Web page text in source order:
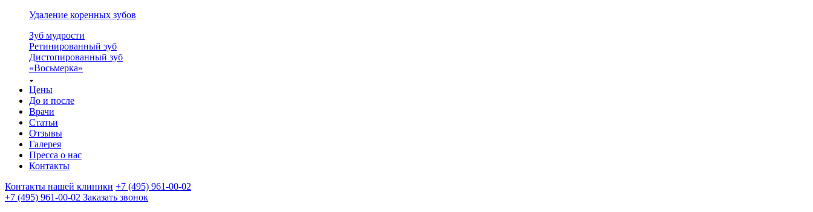
Удаление коренных зубов
Зуб мудрости
Ретинированный зуб
Дистопированный зуб
«Восьмерка»
Цены
До и после
Врачи
Статьи
Отзывы
Галерея
Пресса о нас
Контакты
Контакты нашей клиники +7 (495) 961-00-02
+7 (495) 961-00-02 Заказать звонок